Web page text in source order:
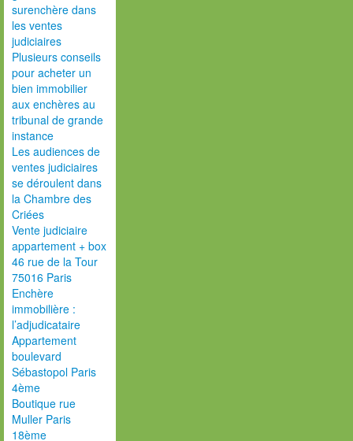
surenchère dans
les ventes
judiciaires
Plusieurs conseils
pour acheter un
bien immobilier
aux enchères au
tribunal de grande
instance
Les audiences de
ventes judiciaires
se déroulent dans
la Chambre des
Criées
Vente judiciaire
appartement + box
46 rue de la Tour
75016 Paris
Enchère
immobilière :
l’adjudicataire
Appartement
boulevard
Sébastopol Paris
4ème
Boutique rue
Muller Paris
18ème